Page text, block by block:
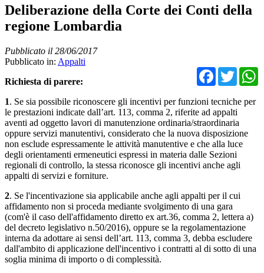
Deliberazione della Corte dei Conti della
regione Lombardia
Pubblicato il 28/06/2017
Pubblicato in: Appalti
Richiesta di parere:
1. Se sia possibile riconoscere gli incentivi per funzioni tecniche per
le prestazioni indicate dall’art. 113, comma 2, riferite ad appalti
aventi ad oggetto lavori di manutenzione ordinaria/straordinaria
oppure servizi manutentivi, considerato che la nuova disposizione
non esclude espressamente le attività manutentive e che alla luce
degli orientamenti ermeneutici espressi in materia dalle Sezioni
regionali di controllo, la stessa riconosce gli incentivi anche agli
appalti di servizi e forniture.
2. Se l'incentivazione sia applicabile anche agli appalti per il cui
affidamento non si proceda mediante svolgimento di una gara
(com'è il caso dell'affidamento diretto ex art.36, comma 2, lettera a)
del decreto legislativo n.50/2016), oppure se la regolamentazione
interna da adottare ai sensi dell’art. 113, comma 3, debba escludere
dall'ambito di applicazione dell'incentivo i contratti al di sotto di una
soglia minima di importo o di complessità.